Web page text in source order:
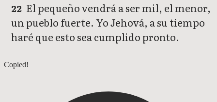
22 El pequeño vendrá a ser mil, el menor,
un pueblo fuerte. Yo Jehová, a su tiempo
haré que esto sea cumplido pronto.
Isaías 59
Copied!